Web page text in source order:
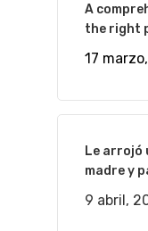
A
the right
17
Le arrojó
madre y
9 abril,